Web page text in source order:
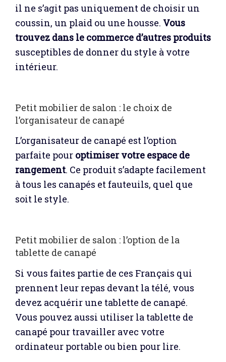
il ne s’agit pas uniquement de choisir un
coussin, un plaid ou une housse. Vous
trouvez dans le commerce d’autres produits
susceptibles de donner du style à votre
intérieur.
Petit mobilier de salon : le choix de
l’organisateur de canapé
L’organisateur de canapé est l’option
parfaite pour optimiser votre espace de
rangement. Ce produit s’adapte facilement
à tous les canapés et fauteuils, quel que
soit le style.
Petit mobilier de salon : l’option de la
tablette de canapé
Si vous faites partie de ces Français qui
prennent leur repas devant la télé, vous
devez acquérir une tablette de canapé.
Vous pouvez aussi utiliser la tablette de
canapé pour travailler avec votre
ordinateur portable ou bien pour lire.